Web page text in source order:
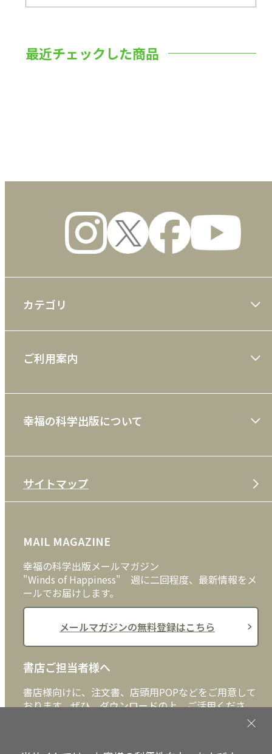
最近チェックした商品
カテゴリ
雑誌
CD
DVD・ブルーレイ
外国語
ご利用案内
利用規約
特定商取引法
プライバシーポリシー
クッキーポリシー
幸福の科学出版について
メディア・ライブラリー
サイトマップ
MAIL MAGAZINE
幸福の科学出版メールマガジン
"Winds of Happiness" 週に二回程度、最新情報をメ
ールでお届けします。
メールマガジンの無料登録はこちら
書店ご担当者様へ
書店様向けに、注文書、店頭用POPなどをご用意して
おります。ぜひ、ダウンロードの上、ご活用くださ